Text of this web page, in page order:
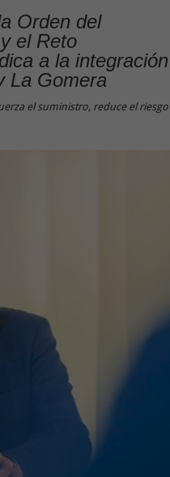
Orden del
el Reto
a la integración
La Gomera
el suministro, reduce el riesgo